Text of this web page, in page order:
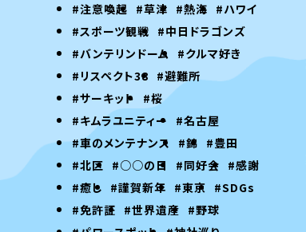
#注意喚起 #草津 #熱海 #ハワイ
#スポーツ観戦 #中日ドラゴンズ
#バンテリンドーム #クルマ好き
#リスペクト38 #避難所
#サーキット
#桜
#キムラユニティー
#名古屋
#車のメンテナンス
#錦 #豊田
#北区 #○○の日 #同好会 #感謝
#癒し #謹賀新年 #東京 #SDGs
#免許証 #世界遺産 #野球